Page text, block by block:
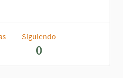
Siguiendo
0